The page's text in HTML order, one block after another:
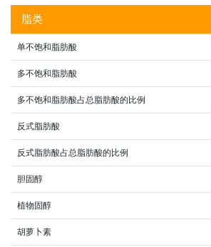
脂类
单不饱和脂肪酸
多不饱和脂肪酸
多不饱和脂肪酸占总脂肪酸的比例
反式脂肪酸
反式脂肪酸占总脂肪酸的比例
胆固醇
植物固醇
胡萝卜素